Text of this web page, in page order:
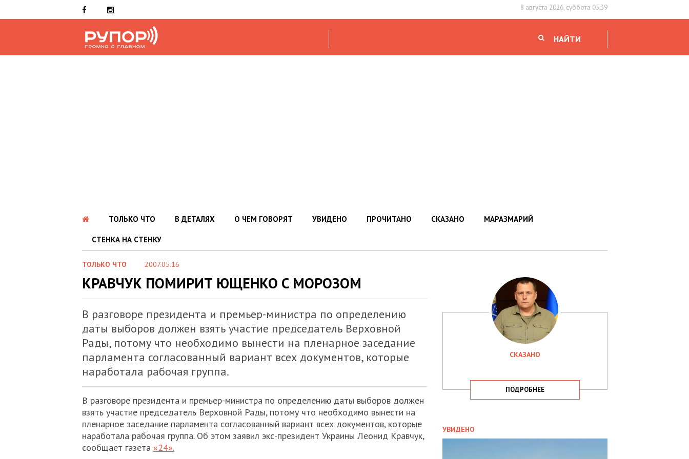
8 августа 2026, суббота 05:39
НАЙТИ
ТОЛЬКО ЧТО В ДЕТАЛЯХ О ЧЕМ ГОВОРЯТ УВИДЕНО ПРОЧИТАНО СКАЗАНО МАРАЗМАРИЙ
СТЕНКА НА СТЕНКУ
ТОЛЬКО ЧТО 2007.05.16
КРАВЧУК ПОМИРИТ ЮЩЕНКО С МОРОЗОМ
В разговоре президента и премьер-министра по определению
даты выборов должен взять участие председатель Верховной
Рады, потому что необходимо вынести на пленарное заседание
парламента согласованный вариант всех документов, которые
наработала рабочая группа.
В разговоре президента и премьер-министра по определению даты выборов должен
взять участие председатель Верховной Рады, потому что необходимо вынести на
пленарное заседание парламента согласованный вариант всех документов, которые
наработала рабочая группа. Об этом заявил экс-президент Украины Леонид Кравчук,
сообщает газета «24».
СКАЗАНО
ПОДРОБНЕЕ
УВИДЕНО
ЗАТРИМАЛА